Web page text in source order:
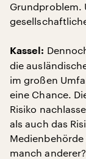
Grundproblem.
Kassel:
die
im großen
eine Chance.
Risiko
als auch das
manch anderer?